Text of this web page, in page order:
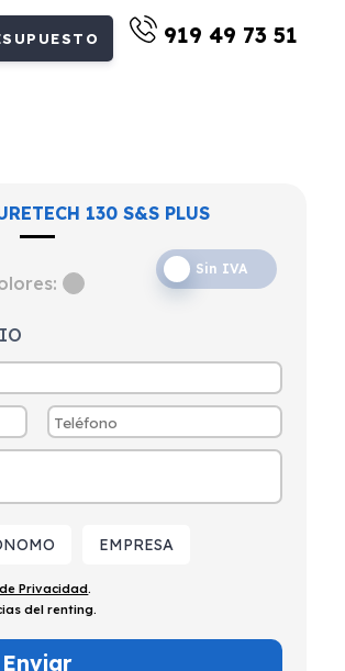
919 49 73 51
130 S&S PLUS
Sin IVA
EMPRESA
Privacidad.
del renting.